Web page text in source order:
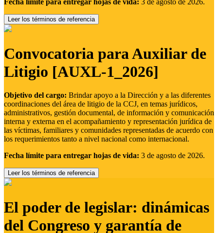
Fecha límite para entregar hojas de vida: 3 de agosto de 2026.
Leer los términos de referencia
Convocatoria para Auxiliar de
Litigio [AUXL-1_2026]
Objetivo del cargo: Brindar apoyo a la Dirección y a las diferentes
coordinaciones del área de litigio de la CCJ, en temas jurídicos,
administrativos, gestión documental, de información y comunicación
interna y externa en el acompañamiento y representación jurídica de
las víctimas, familiares y comunidades representadas de acuerdo con
los requerimientos tanto a nivel nacional como internacional.
Fecha límite para entregar hojas de vida: 3 de agosto de 2026.
Leer los términos de referencia
El poder de legislar: dinámicas
del Congreso y garantía de